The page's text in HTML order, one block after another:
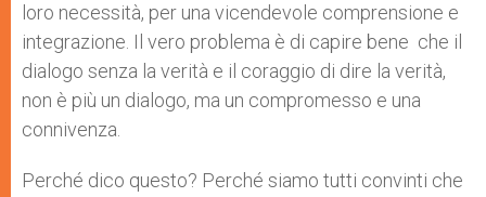
loro necessità, per una vicendevole comprensione e
integrazione. Il vero problema è di capire bene che il
dialogo senza la verità e il coraggio di dire la verità,
non è più un dialogo, ma un compromesso e una
connivenza.
Perché dico questo? Perché siamo tutti convinti che